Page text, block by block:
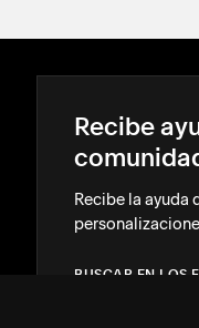
Recibe
Recibe la ayuda
BUSCAR EN LOS